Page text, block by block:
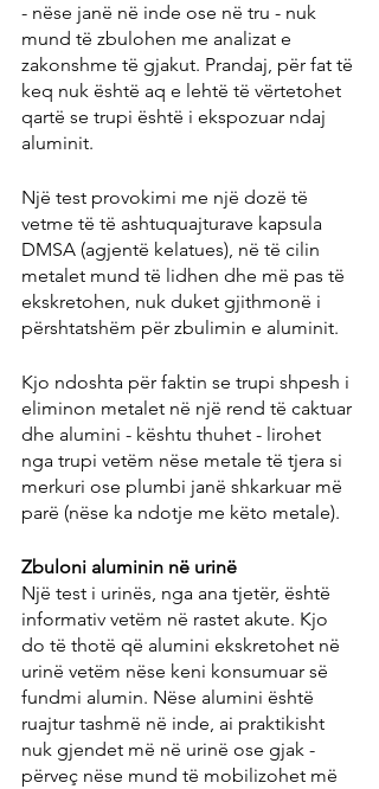
- nëse janë në inde ose në tru - nuk
mund të zbulohen me analizat e
zakonshme të gjakut. Prandaj, për fat të
keq nuk është aq e lehtë të vërtetohet
qartë se trupi është i ekspozuar ndaj
aluminit.
Një test provokimi me një dozë të
vetme të të ashtuquajturave kapsula
DMSA (agjentë kelatues), në të cilin
metalet mund të lidhen dhe më pas të
ekskretohen, nuk duket gjithmonë i
përshtatshëm për zbulimin e aluminit.
Kjo ndoshta për faktin se trupi shpesh i
eliminon metalet në një rend të caktuar
dhe alumini - kështu thuhet - lirohet
nga trupi vetëm nëse metale të tjera si
merkuri ose plumbi janë shkarkuar më
parë (nëse ka ndotje me këto metale).
Zbuloni aluminin në urinë
Një test i urinës, nga ana tjetër, është
informativ vetëm në rastet akute. Kjo
do të thotë që alumini ekskretohet në
urinë vetëm nëse keni konsumuar së
fundmi alumin. Nëse alumini është
ruajtur tashmë në inde, ai praktikisht
nuk gjendet më në urinë ose gjak -
përveç nëse mund të mobilizohet më